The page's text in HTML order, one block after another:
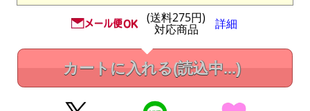
(送料275円)
対応商品 詳細
カートに入れる(読込中...)